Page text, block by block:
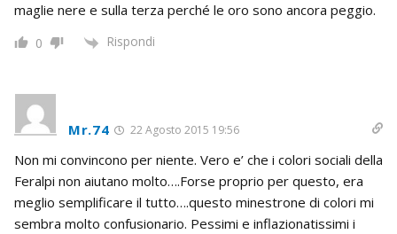
maglie nere e sulla terza perché le oro sono ancora peggio.
0 Rispondi
Mr.74 22 Agosto 2015 19:56
Non mi convincono per niente. Vero e’ che i colori sociali della
Feralpi non aiutano molto….Forse proprio per questo, era
meglio semplificare il tutto….questo minestrone di colori mi
sembra molto confusionario. Pessimi e inflazionatissimi i